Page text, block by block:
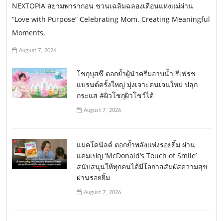
NEXTOPIA สยามพารากอน ชวนเฉลิมฉลองเดือนแห่งแม่ผ่าน
“Love with Purpose” Celebrating Mom. Creating Meaningful
Moments.
August 7, 2026
โชกุบุสซึ ตอกย้ำผู้นำครีมอาบน้ำ รีเฟรช
แบรนด์ครั้งใหญ่ มุ่งเจาะคนเจนใหม่ ปลุก
กระแส #ผิวโชกุผิวโชว์ได้
August 7, 2026
แมคโดนัลด์ ตอกย้ำพลังแห่งรอยยิ้ม ผ่าน
แคมเปญ ‘McDonald’s Touch of Smile’
สนับสนุนให้ทุกคนได้มีโอกาสสัมผัสความสุข
ผ่านรอยยิ้ม
August 7, 2026